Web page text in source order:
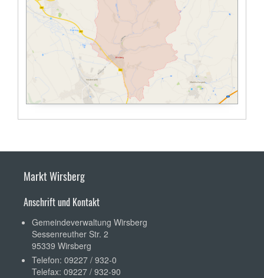
Markt Wirsberg
Anschrift und Kontakt
Gemeindeverwaltung Wirsberg
Sessenreuther Str. 2
95339 Wirsberg
Telefon: 09227 / 932-0
Telefax: 09227 / 932-90